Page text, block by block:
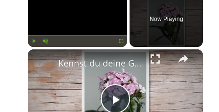
Fullscreen
Now Playing
×
Kennst du deine Geburtsblume?